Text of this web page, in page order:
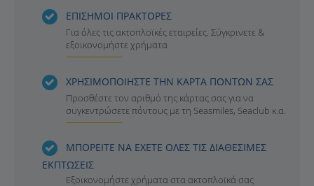
ΕΠΙΣΗΜΟΙ ΠΡΑΚΤΟΡΕΣ
Για όλες τις ακτοπλοϊκές εταιρείες. Σύγκρινετε &
εξοικονομήστε χρήματα
ΧΡΗΣΙΜΟΠΟΙΗΣΤΕ ΤΗΝ ΚΑΡΤΑ ΠΟΝΤΩΝ ΣΑΣ
Προσθέστε τον αριθμό της κάρτας σας για να
συγκεντρώσετε πόντους με τη Seasmiles, Seaclub κ.α.
ΜΠΟΡΕΙΤΕ ΝΑ ΕΧΕΤΕ ΟΛΕΣ ΤΙΣ ΔΙΑΘΕΣΙΜΕΣ
ΕΚΠΤΩΣΕΙΣ
Εξοικονομήστε χρήματα στα ακτοπλοϊκά σας